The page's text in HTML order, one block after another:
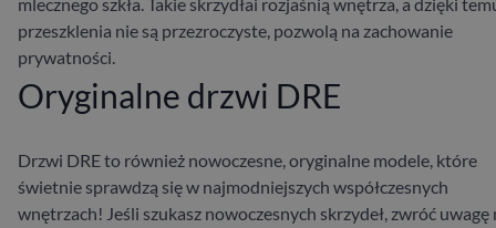
przeszklenia nie są przezroczyste, pozwolą na zachowanie
prywatności.
Oryginalne drzwi DRE
Drzwi DRE to również nowoczesne, oryginalne modele, które
świetnie sprawdzą się w najmodniejszych współczesnych
wnętrzach! Jeśli szukasz nowoczesnych skrzydeł, zwróć uwagę